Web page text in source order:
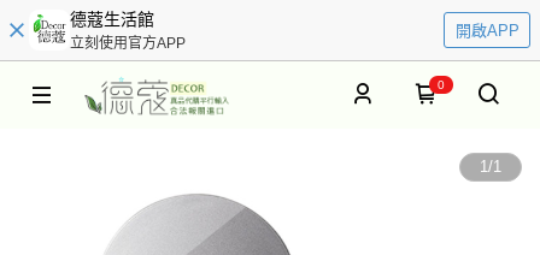
德蔻生活館
立刻使用官方APP
開啟APP
0
1/1